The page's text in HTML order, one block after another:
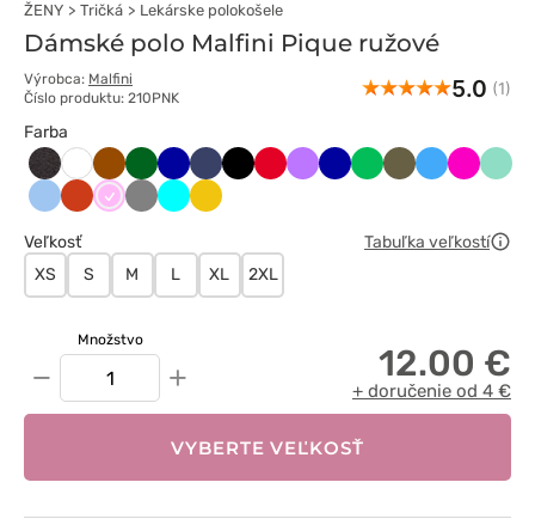
ŽENY Tričká Lekárske polokošele
Dámské polo Malfini Pique ružové
Výrobca: Malfini
Číslo produktu: 210PNK
5.0 (1)
Farba
Antracytowy
melanż
Biały BrązowyButelkowa
zieleń
Chabrowy
Ciemny
granat
CzarnyCzerwony
FioletowyGranatowy
Jabłkowa
Khaki LazurowyMalinowy
NiebieskiPomarańczowy
Różowy
Szary Turkus
Żółty
Veľkosť
Tabuľka veľkostí
XS
S M L XL 2XL
Množstvo
− + 12.00 €
+ doručenie od 4 €
VYBERTE VEĽKOSŤ